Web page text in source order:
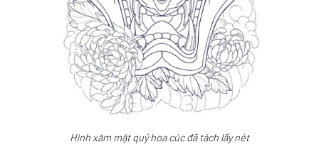
Hình xăm mặt quỷ hoa cúc đã tách lấy nét